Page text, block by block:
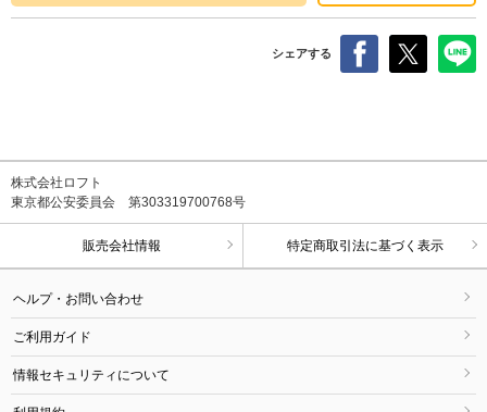
シェアする
株式会社ロフト
東京都公安委員会 第303319700768号
販売会社情報 特定商取引法に基づく表示
ヘルプ・お問い合わせ
ご利用ガイド
情報セキュリティについて